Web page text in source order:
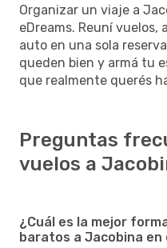
Organizar un viaje a
eDreams. Reuní
auto en una sola
queden bien y armá tu
que realmente querés
Preguntas
vuelos a
¿Cuál es la mejor
baratos a Jacobina en